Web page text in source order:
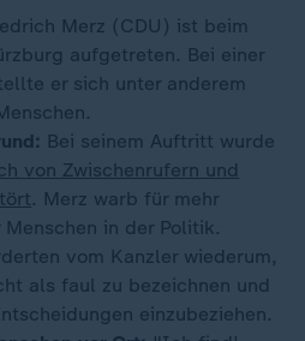
Merz (CDU) ist beim
aufgetreten. Bei einer
er sich unter anderem
Bei seinem Auftritt wurde
von Zwischenrufern und
. Merz warb für mehr
in der Politik.
vom Kanzler wiederum,
als faul zu bezeichnen und
einzubeziehen.